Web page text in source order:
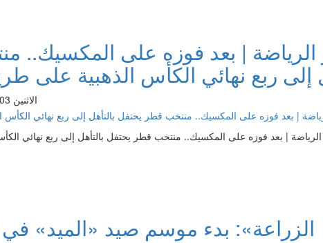
الرياضة | بعد فوزه على المكسيك..
إلى ربع نهائي الكأس الذهبية على
الاثنين 03 يوليو 2023 11:23 مساءً
الرياضة | بعد فوزه على المكسيك.. منتخب قطر يحتفل بالتأهل إلى ربع نهائي
«الزراعة»: بدء موسم صيد «الميد» في